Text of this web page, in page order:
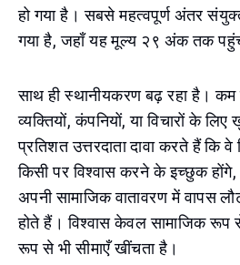
हो गया है। सबसे महत्वपूर्ण अंतर
गया है, जहाँ यह मूल्य २९ अंक तक
साथ ही स्थानीयकरण बढ़ रहा है।
व्यक्तियों, कंपनियों, या विचारों के
प्रतिशत उत्तरदाता दावा करते हैं कि
किसी पर विश्वास करने के इच्छुक
अपनी सामाजिक वातावरण में वापस
होते हैं। विश्वास केवल सामाजिक रूप
रूप से भी सीमाएँ खींचता है।